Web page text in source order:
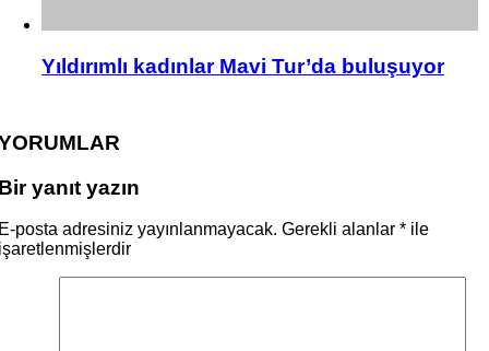
Yıldırımlı kadınlar Mavi Tur’da buluşuyor
yanıt yazın
posta adresiniz yayınlanmayacak. Gerekli alanlar * ile